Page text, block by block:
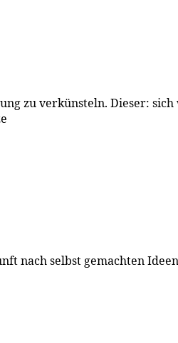
zu verkünsteln. Dieser:
nach selbst gemachten